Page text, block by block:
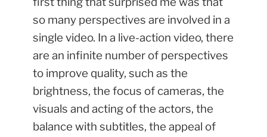
so many perspectives are involved in a
single video. In a live-action video, there
are an infinite number of perspectives
to improve quality, such as the
brightness, the focus of cameras, the
visuals and acting of the actors, the
balance with subtitles, the appeal of